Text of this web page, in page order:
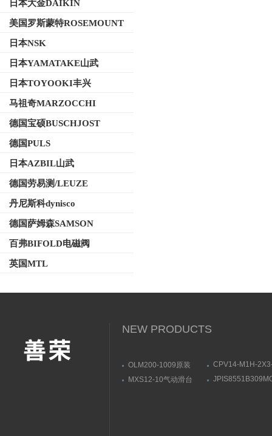
日本大金DAIKIN
美国罗斯蒙特ROSEMOUNT
日本NSK
日本YAMATAKE山武
日本TOYOOKI丰兴
马祖奇MARZOCCHI
德国宝硕BUSCHJOST
德国PULS
日本AZBIL山武
德国劳易测/LEUZE
丹尼斯科dynisco
德国萨姆森SAMSON
百弗BIFOLD电磁阀
英国MTL
NEW PRODUCTS
OLM200-1009原装
SICK线性测量传感器结
CPV14-M1H-
磁阀161362
MXS12-10气动滑台